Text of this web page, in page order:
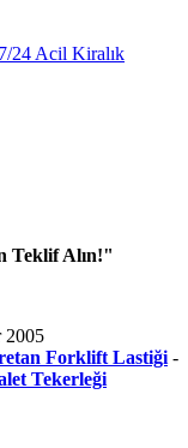
24 Acil Kiralık
Teklif Alın!"
2005
Forklift Lastiği -
Tekerleği